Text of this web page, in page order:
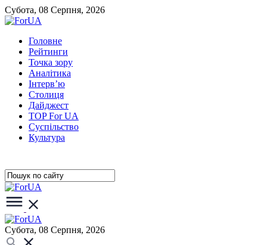
Субота, 08 Серпня, 2026
Головне
Рейтинги
Точка зору
Аналітика
Інтерв’ю
Столиця
Дайджест
TOP For UA
Суспiльство
Культура
Субота, 08 Серпня, 2026